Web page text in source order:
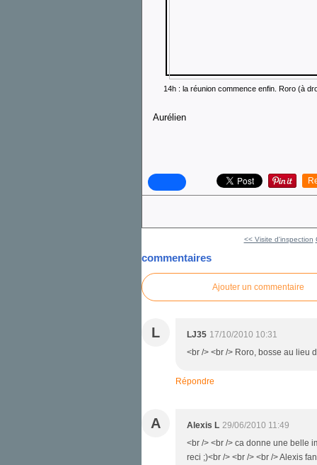
14h : la réunion commence enfin. Roro (à
Aurélien
<< Visite d'inspection
commentaires
Ajouter un commentaire
L LJ35 17/10/2010 10:31
<br /> <br /> Roro, bosse au lieu
Répondre
A Alexis L 29/06/2010 11:49
<br /> <br /> ca donne une belle
reci ;)<br /> <br /> <br /> Alexis